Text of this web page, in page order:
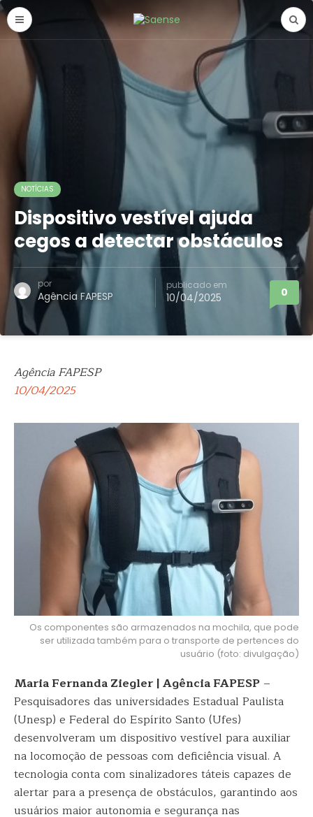
NOTÍCIAS
Dispositivo vestível ajuda
cegos a detectar obstáculos
por
Agência FAPESP
publicado em
10/04/2025 0
Agência FAPESP
10/04/2025
Os componentes são armazenados na mochila, que pode
ser utilizada também para o transporte de pertences do
usuário (foto: divulgação)
Maria Fernanda Ziegler | Agência FAPESP –
Pesquisadores das universidades Estadual Paulista
(Unesp) e Federal do Espírito Santo (Ufes)
desenvolveram um dispositivo vestível para auxiliar
na locomoção de pessoas com deficiência visual. A
tecnologia conta com sinalizadores táteis capazes de
alertar para a presença de obstáculos, garantindo aos
usuários maior autonomia e segurança nas